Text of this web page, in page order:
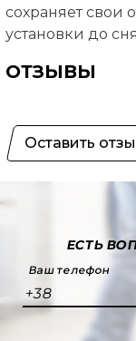
сохраняет свои
установки до
ОТЗЫВЫ
Оставить
ЕСТЬ
Ваш телефон
+38